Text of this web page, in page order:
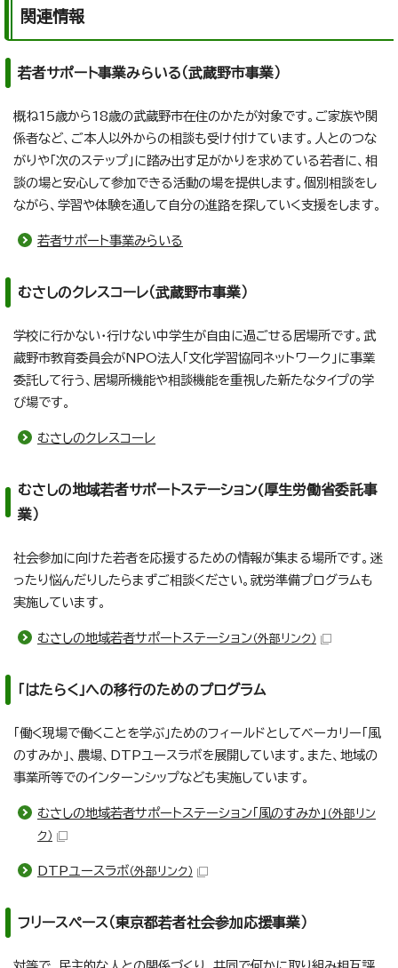
関連情報
若者サポート事業みらいる（武蔵野市事業）
概ね15歳から18歳の武蔵野市在住のかたが対象です。ご家族や関
係者など、ご本人以外からの相談も受け付けています。人とのつな
がりや「次のステップ」に踏み出す足がかりを求めている若者に、相
談の場と安心して参加できる活動の場を提供します。個別相談をし
ながら、学習や体験を通して自分の進路を探していく支援をします。
若者サポート事業みらいる
むさしのクレスコーレ（武蔵野市事業）
学校に行かない・行けない中学生が自由に過ごせる居場所です。武
蔵野市教育委員会がNPO法人「文化学習協同ネットワーク」に事業
委託して行う、居場所機能や相談機能を重視した新たなタイプの学
び場です。
むさしのクレスコーレ
むさしの地域若者サポートステーション(厚生労働省委託事
業）
社会参加に向けた若者を応援するための情報が集まる場所です。迷
ったり悩んだりしたらまずご相談ください。就労準備プログラムも
実施しています。
むさしの地域若者サポートステーション （外部リンク）
「はたらく」への移行のためのプログラム
「働く現場で働くことを学ぶ」ためのフィールドとしてベーカリー「風
のすみか」、農場、DTPユースラボを展開しています。また、地域の
事業所等でのインターンシップなども実施しています。
むさしの地域若者サポートステーション「風のすみか」 （外部リン
ク）
DTPユースラボ（外部リンク）
フリースペース（東京都若者社会参加応援事業）